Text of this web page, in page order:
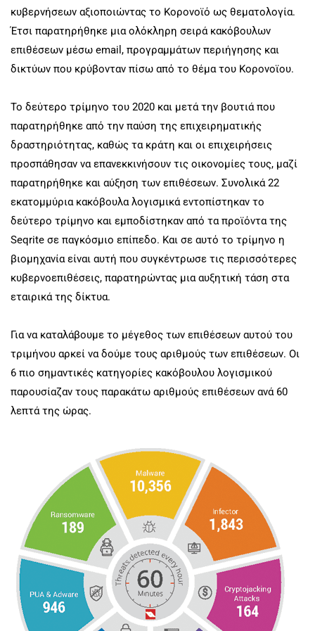
κυβερνήσεων αξιοποιώντας το Κορονοϊό ως θεματολογία.
Έτσι παρατηρήθηκε μια ολόκληρη σειρά κακόβουλων
επιθέσεων μέσω email, προγραμμάτων περιήγησης και
δικτύων που κρύβονταν πίσω από το θέμα του Κορονοϊου.
Το δεύτερο τρίμηνο του 2020 και μετά την βουτιά που
παρατηρήθηκε από την παύση της επιχειρηματικής
δραστηριότητας, καθώς τα κράτη και οι επιχειρήσεις
προσπάθησαν να επανεκκινήσουν τις οικονομίες τους, μαζί
παρατηρήθηκε και αύξηση των επιθέσεων. Συνολικά 22
εκατομμύρια κακόβουλα λογισμικά εντοπίστηκαν το
δεύτερο τρίμηνο και εμποδίστηκαν από τα προϊόντα της
Seqrite σε παγκόσμιο επίπεδο. Και σε αυτό το τρίμηνο η
βιομηχανία είναι αυτή που συγκέντρωσε τις περισσότερες
κυβερνοεπιθέσεις, παρατηρώντας μια αυξητική τάση στα
εταιρικά της δίκτυα.
Για να καταλάβουμε το μέγεθος των επιθέσεων αυτού του
τριμήνου αρκεί να δούμε τους αριθμούς των επιθέσεων. Οι
6 πιο σημαντικές κατηγορίες κακόβουλου λογισμικού
παρουσίαζαν τους παρακάτω αριθμούς επιθέσεων ανά 60
λεπτά της ώρας.